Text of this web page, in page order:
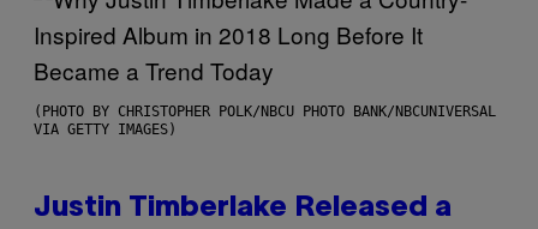
(PHOTO BY CHRISTOPHER POLK/NBCU PHOTO BANK/NBCUNIVERSAL
VIA GETTY IMAGES)
Justin Timberlake Released a